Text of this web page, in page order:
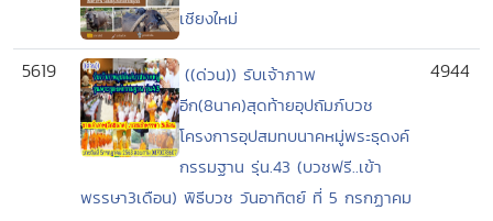
เชียงใหม่
5619
((ด่วน)) รับเจ้าภาพ
อีก(8นาค)สุดท้ายอุปถัมภ์บวช
โครงการอุปสมทบนาคหมู่พระธุดงค์
กรรมฐาน รุ่น.43 (บวชฟรี..เข้า
พรรษา3เดือน) พิธีบวช วันอาทิตย์ ที่ 5 กรกฏาคม
4944